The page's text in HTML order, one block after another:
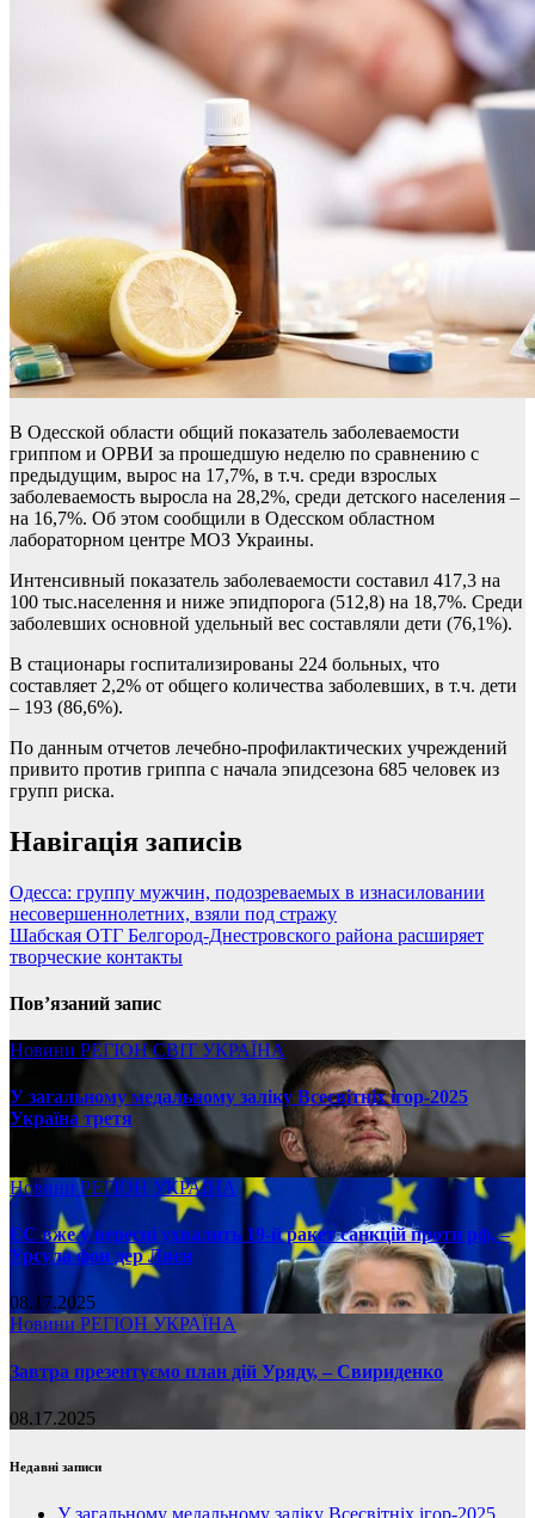
В Одесской области общий показатель заболеваемости
гриппом и ОРВИ за прошедшую неделю по сравнению с
предыдущим, вырос на 17,7%, в т.ч. среди взрослых
заболеваемость выросла на 28,2%, среди детского населения –
на 16,7%. Об этом сообщили в Одесском областном
лабораторном центре МОЗ Украины.
Интенсивный показатель заболеваемости составил 417,3 на
100 тыс.населення и ниже эпидпорога (512,8) на 18,7%. Среди
заболевших основной удельный вес составляли дети (76,1%).
В стационары госпитализированы 224 больных, что
составляет 2,2% от общего количества заболевших, в т.ч. дети
– 193 (86,6%).
По данным отчетов лечебно-профилактических учреждений
привито против гриппа с начала эпидсезона 685 человек из
групп риска.
Навігація записів
Одесса: группу мужчин, подозреваемых в изнасиловании
несовершеннолетних, взяли под стражу
Шабская ОТГ Белгород-Днестровского района расширяет
творческие контакты
Пов’язаний запис
Новини РЕГІОНСВІТ УКРАЇНА
У загальному медальному заліку Всесвітніх ігор-2025
Україна третя
08.17.2025
НовиниРЕГІОН УКРАЇНА
ЄС вже у вересні ухвалить 19-й ракет санкцій проти рф, –
Урсула фон дер Ляєн
08.17.2025
Новини РЕГІОН УКРАЇНА
Завтра презентуємо план дій Уряду, – Свириденко
08.17.2025
Недавні записи
У загальному медальному заліку Всесвітніх ігор-2025